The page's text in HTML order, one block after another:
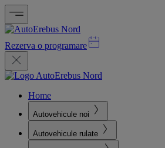
Rezerva o programare
Home
Autovehicule noi
Autovehicule rulate